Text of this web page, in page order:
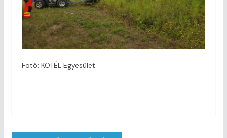
Fotó: KÖTÉL Egyesület